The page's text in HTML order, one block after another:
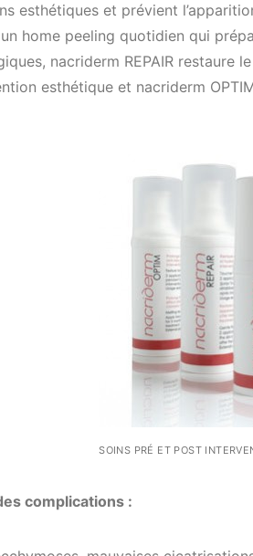
esthétiques et prévient
un home peeling quotidien qui
nacriderm REPAIR restaure
esthétique et nacriderm
SOINS PRÉ ET POST
complications :